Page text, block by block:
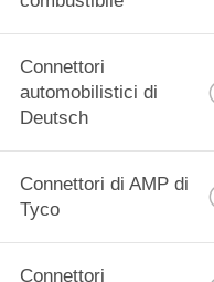
Connettori
automobilistici di
Deutsch
Connettori di AMP di
Tyco
Connettori